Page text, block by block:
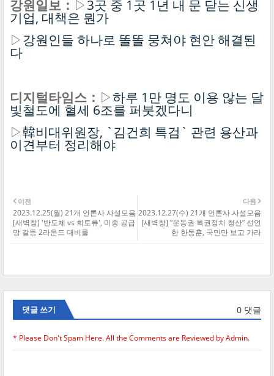
강원일보： ▷3곳 중 1곳 1년 내 문 닫는 신생
기업, 대책은 뭔가
▷강원인들 하나로 똘똘 뭉쳐야 현안 해결된
다
디지털타임스： ▷하루 1만 명도 이용 않는 달
빛철도에 혈세 6조를 퍼붓겠다니
▷韓비대위원장, `김건희 특검` 관련 용산과
이견부터 정리해야
다음
2023.12.27(수) 21개 언론사 사설모음
[새벽창] “운동권 특권정치 청산” 선언
한 한동훈, 국민만 보고 가라
이전
2023.12.25(월) 21개 언론사 사설모음
[새벽창] '반도체 vs 희토류', 미중 공급
망 갈등 2라운드 대비를
댓글 쓰기 0 댓글
* Please Don't Spam Here. All the Comments are Reviewed by Admin.